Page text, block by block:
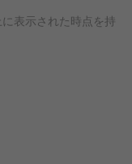
表示された時点を持